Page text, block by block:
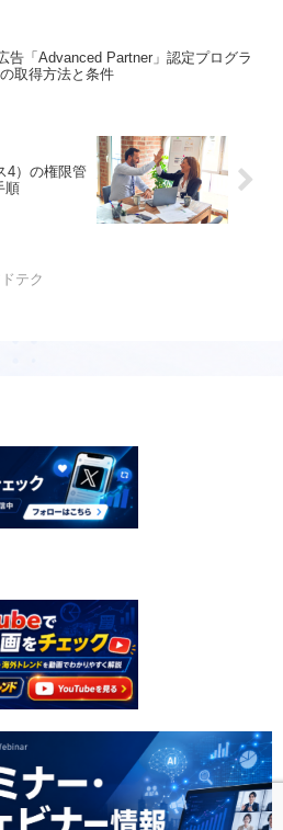
告「Advanced Partner」認定プログラ
取得方法と条件
4）の権限管
順
テク